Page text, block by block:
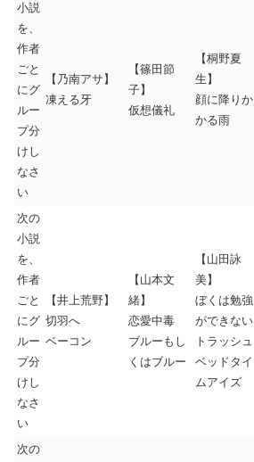
小説
を、
作者
ごと
にグ
ルー
プ分
けし
なさ
い
【乃南アサ】
凍える牙
【篠田節
子】
仮想儀礼
【桐野夏
生】
顔に降りか
かる雨
次の
小説
を、
作者
ごと
にグ
ルー
プ分
けし
なさ
い
【井上荒野】
切羽へ
ベーコン
【山本文
緒】
恋愛中毒
ブルーもし
くはブルー
【山田詠
美】
ぼくは勉強
ができない
トラッシュ
ベッドタイ
ムアイズ
次の